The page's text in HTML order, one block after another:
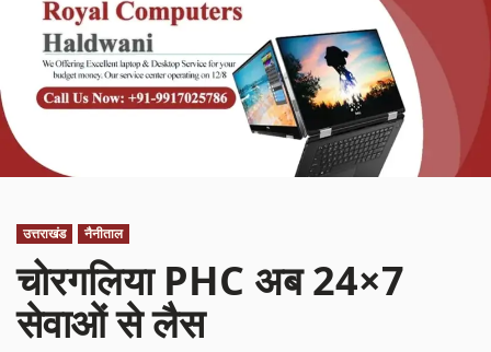
उत्तराखंड नैनीताल
चोरगलिया PHC अब 24×7
सेवाओं से लैस